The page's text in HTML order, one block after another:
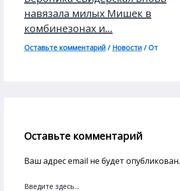
навязала милых Мишек в
комбинезонах и…
Оставьте комментарий / Новости / От
Оставьте комментарий
Ваш адрес email не будет опубликован.
Введите здесь...